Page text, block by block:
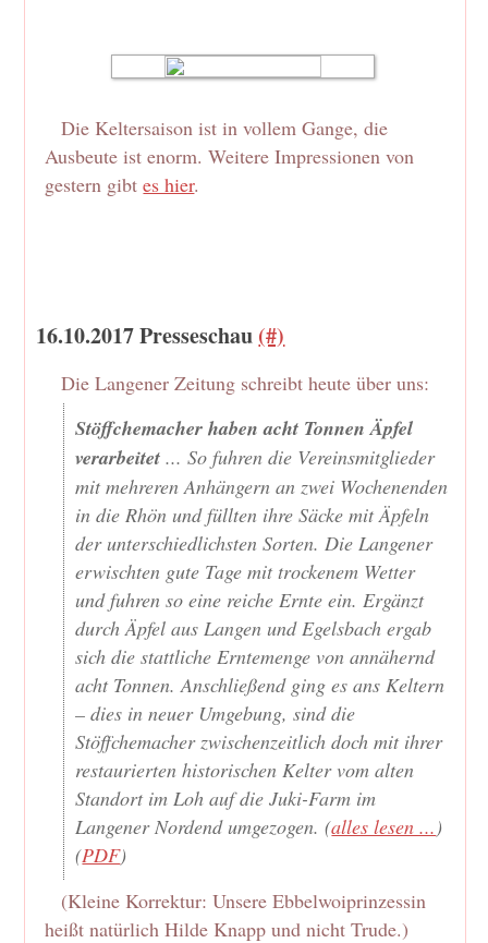
Die Keltersaison ist in vollem Gange, die
Ausbeute ist enorm. Weitere Impressionen von
gestern gibtes hier.
16.10.2017 Presseschau (#)
Die Langener Zeitung schreibt heute über uns:
Stöffchemacher haben acht Tonnen Äpfel
verarbeitet ... So fuhren die Vereinsmitglieder
mit mehreren Anhängern an zwei Wochenenden
in die Rhön und füllten ihre Säcke mit Äpfeln
der unterschiedlichsten Sorten. Die Langener
erwischten gute Tage mit trockenem Wetter
und fuhren so eine reiche Ernte ein. Ergänzt
durch Äpfel aus Langen und Egelsbach ergab
sich die stattliche Erntemenge von annähernd
acht Tonnen. Anschließend ging es ans Keltern
– dies in neuer Umgebung, sind die
Stöffchemacher zwischenzeitlich doch mit ihrer
restaurierten historischen Kelter vom alten
Standort im Loh auf die Juki-Farm im
Langener Nordend umgezogen. (alles lesen ... )
(PDF)
(Kleine Korrektur: Unsere Ebbelwoiprinzessin
heißt natürlich Hilde Knapp und nicht Trude.)